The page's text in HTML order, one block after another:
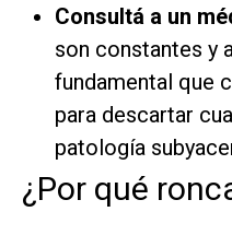
Consultá a un
son constantes y
fundamental que
para descartar
patología
¿Por qué